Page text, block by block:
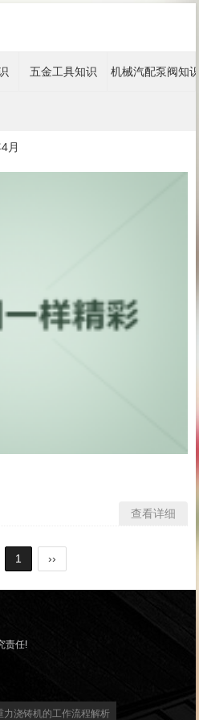
五金工具知识 机械汽配泵阀知
月
查看详细
1 ››
责任!
力浇铸机的工作流程解析